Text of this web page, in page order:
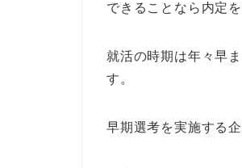
できることなら内定
就活の時期は年々早
す。
早期選考を実施する